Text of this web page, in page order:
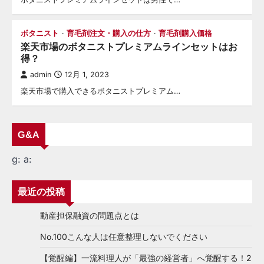
ボタニスト 育毛剤注文・購入の仕方 育毛剤購入価格
楽天市場のボタニストプレミアムラインセットはお
得？
admin 12月 1, 2023
楽天市場で購入できるボタニストプレミアム…
G&A
g: a:
最近の投稿
動産担保融資の問題点とは
No.100こんな人は任意整理しないでください
【覚醒編】一流料理人が「最強の経営者」へ覚醒する！2